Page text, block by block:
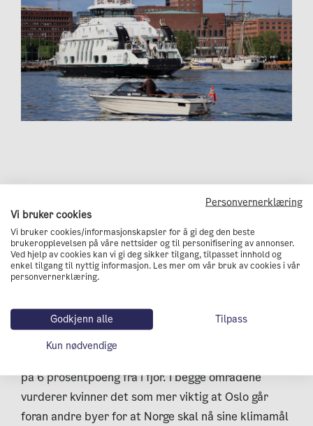
Oslo som foregangsby i
klimaarbeidet
50 prosent oppgir at det er viktig at Oslo går foran
andre byer for at Norge skal nå sine klimamål.
hvor 58 prosent mente det samme. Vi finner
tilsvarende tendens i gamle Akershus, hvor 39
på 6 prosentpoeng fra i fjor. I begge områdene
vurderer kvinner det som mer viktig at Oslo går
foran andre byer for at Norge skal nå sine klimamål
Personvernerklæring
Vi bruker cookies
Vi bruker cookies/informasjonskapsler for å gi deg den beste
brukeropplevelsen på våre nettsider og til personifisering av annonser.
Ved hjelp av cookies kan vi gi deg sikker tilgang, tilpasset innhold og
enkel tilgang til nyttig informasjon. Les mer om vår bruk av cookies i vår
personvernerklæring.
Godkjenn alle
Tilpass
Kun nødvendige